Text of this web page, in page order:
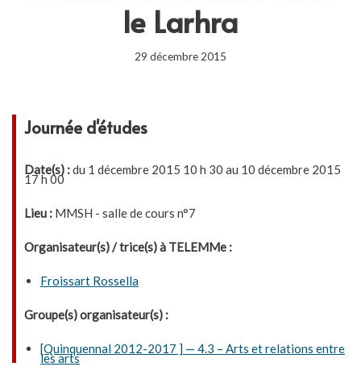
le Larhra
29 décembre 2015
Journée d'études
Date(s) :du 1 décembre 2015 10 h 30 au 10 décembre 2015
17 h 00
Lieu : MMSH - salle de cours n°7
Organisateur(s) / trice(s) à TELEMMe :
Froissart Rossella
Groupe(s) organisateur(s) :
[Quinquennal 2012-2017 ] — 4.3 – Arts et relations entre
les arts